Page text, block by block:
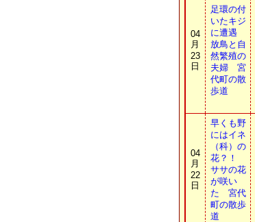
04
月
23
日
足環の付
いたキジ
に遭遇
放鳥と自
然繁殖の
夫婦 宮
代町の散
歩道
04
月
22
日
早くも野
にはイネ
（科）の
花？！
ササの花
が咲い
た 宮代
町の散歩
道